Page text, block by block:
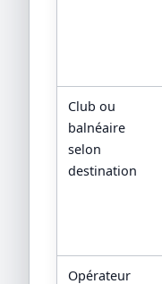
Club ou
balnéaire
selon
destination
Opérateur